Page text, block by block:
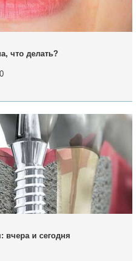
что делать?
вчера и сегодня